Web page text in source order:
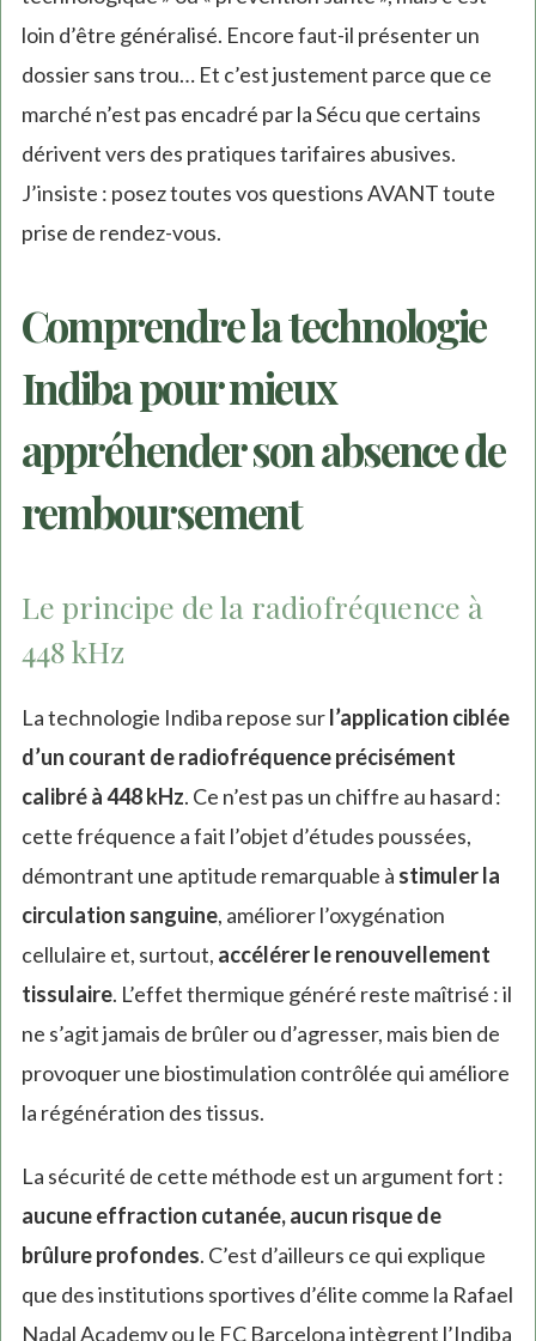
loin d’être généralisé. Encore faut-il présenter un
dossier sans trou… Et c’est justement parce que ce
marché n’est pas encadré par la Sécu que certains
dérivent vers des pratiques tarifaires abusives.
J’insiste : posez toutes vos questions AVANT toute
prise de rendez-vous.
Comprendre la technologie
Indiba pour mieux
appréhender son absence de
remboursement
Le principe de la radiofréquence à
448 kHz
La technologie Indiba repose surl’application ciblée
d’un courant de radiofréquence précisément
calibré à 448 kHz. Ce n’est pas un chiffre au hasard :
cette fréquence a fait l’objet d’études poussées,
démontrant une aptitude remarquable à stimuler la
circulation sanguine, améliorer l’oxygénation
cellulaire et, surtout, accélérer le renouvellement
tissulaire. L’effet thermique généré reste maîtrisé : il
ne s’agit jamais de brûler ou d’agresser, mais bien de
provoquer une biostimulation contrôlée qui améliore
la régénération des tissus.
La sécurité de cette méthode est un argument fort :
aucune effraction cutanée, aucun risque de
brûlure profondes. C’est d’ailleurs ce qui explique
que des institutions sportives d’élite comme la Rafael
Nadal Academy ou le FC Barcelona intègrent l’Indiba